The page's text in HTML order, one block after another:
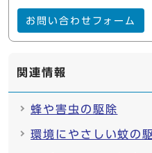
お問い合わせフォーム
関連情報
蜂や害虫の駆除
環境にやさしい蚊の